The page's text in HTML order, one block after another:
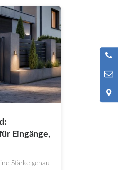
Eingänge,
Stärke genau